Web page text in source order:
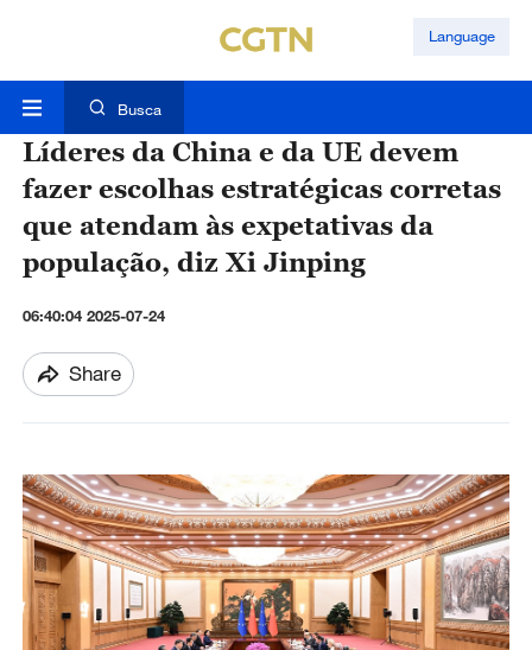
Language
Busca
Líderes da China e da UE devem
fazer escolhas estratégicas corretas
que atendam às expetativas da
população, diz Xi Jinping
06:40:04 2025-07-24
Share